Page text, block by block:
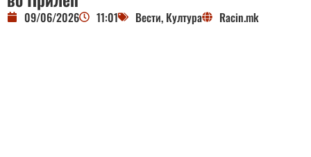
09/06/2026 11:01 Вести, Култура Racin.mk